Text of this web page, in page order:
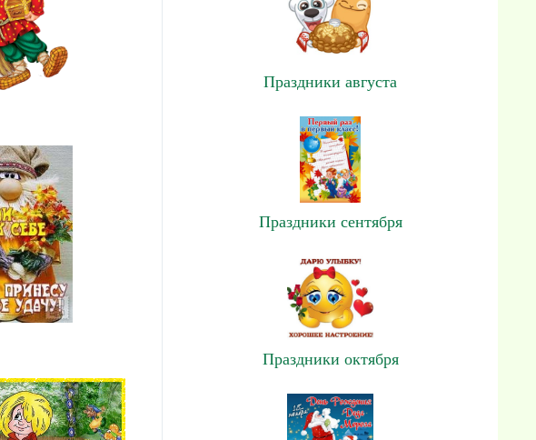
Праздники августа
Праздники сентября
Праздники октября